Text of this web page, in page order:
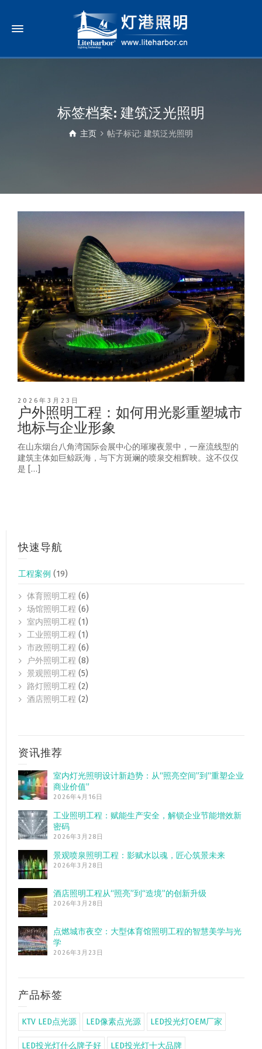
标签档案: 建筑泛光照明
主页 帖子标记: 建筑泛光照明
2026年3月23日
户外照明工程：如何用光影重塑城市
地标与企业形象
在山东烟台八角湾国际会展中心的璀璨夜景中，一座流线型的
建筑主体如巨鲸跃海，与下方斑斓的喷泉交相辉映。这不仅仅
是 […]
快速导航
工程案例 (19)
体育照明工程 (6)
场馆照明工程 (6)
室内照明工程 (1)
工业照明工程 (1)
市政照明工程 (6)
户外照明工程 (8)
景观照明工程 (5)
路灯照明工程 (2)
酒店照明工程 (2)
资讯推荐
室内灯光照明设计新趋势：从“照亮空间”到“重塑企业
商业价值”
2026年4月16日
工业照明工程：赋能生产安全，解锁企业节能增效新
密码
2026年3月28日
景观喷泉照明工程：影赋水以魂，匠心筑景未来
2026年3月28日
酒店照明工程从“照亮”到“造境”的创新升级
2026年3月28日
点燃城市夜空：大型体育馆照明工程的智慧美学与光
学
2026年3月23日
产品标签
KTV LED点光源 LED像素点光源 LED投光灯OEM厂家
LED投光灯什么牌子好 LED投光灯十大品牌